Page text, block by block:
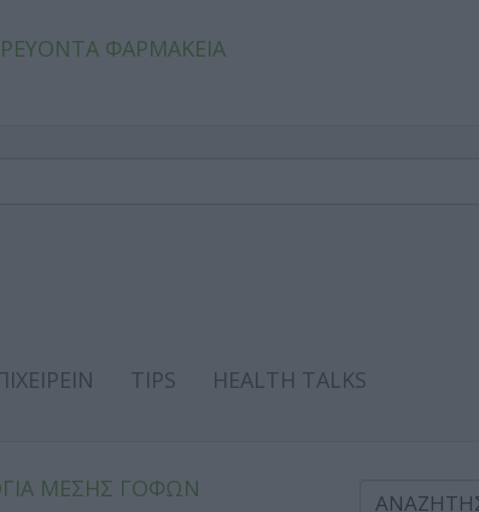
ΦΑΡΜΑΚΕΙΑ
TIPS
HEALTH TALKS
ΜΕΣΗΣ ΓΟΦΩΝ